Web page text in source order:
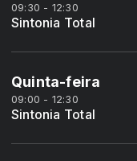
09:30 - 12:30
Sintonia Total
Quinta-feira
09:00 - 12:30
Sintonia Total